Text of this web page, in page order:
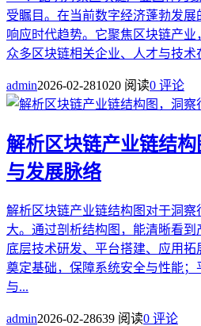
受瞩目。在当前数字经济蓬勃发
响应时代趋势。它聚焦区块链产业
众多区块链相关企业、人才与技
admin2026-02-281020 阅读0 评论
解析区块链产业链结
与发展脉络
解析区块链产业链结构图对于洞
大。通过剖析结构图，能清晰看
底层技术研发、平台搭建、应用
奠定基础，保障系统安全与性能
与...
admin2026-02-28639 阅读0 评论